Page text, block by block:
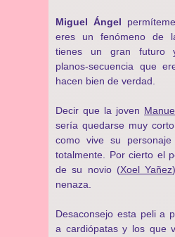
Miguel Ángel
eres un fenómeno de
tienes un gran futuro
planos-secuencia que
hacen bien de verdad.
Decir que la joven
sería quedarse muy
como vive su
totalmente. Por cierto el
de su novio (Xoel Yañez
nenaza.
Desaconsejo esta peli a
a cardiópatas y los que